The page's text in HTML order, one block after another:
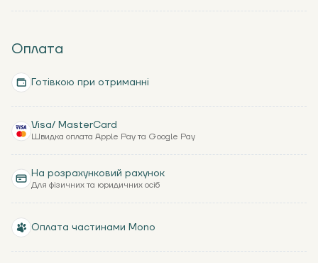
Оплата
Готівкою при отриманні
Visa/ MasterCard
Швидка оплата Apple Pay та Google Pay
На розрахунковий рахунок
Для фізичних та юридичних осіб
Оплата частинами Mono